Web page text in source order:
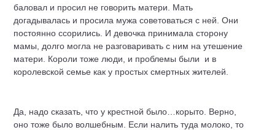
баловал и просил не говорить матери. Мать
догадывалась и просила мужа советоваться с ней. Они
постоянно ссорились. И девочка принимала сторону
мамы, долго могла не разговаривать с ним на утешение
матери. Короли тоже люди, и проблемы были и в
королевской семье как у простых смертных жителей.
Да, надо сказать, что у крестной было…корыто. Верно,
оно тоже было волшебным. Если налить туда молоко, то